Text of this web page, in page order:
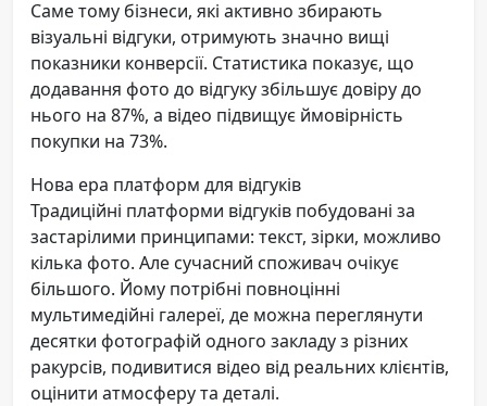
Саме тому бізнеси, які активно збирають
візуальні відгуки, отримують значно вищі
показники конверсії. Статистика показує, що
додавання фото до відгуку збільшує довіру до
нього на 87%, а відео підвищує ймовірність
покупки на 73%.
Нова ера платформ для відгуків
Традиційні платформи відгуків побудовані за
застарілими принципами: текст, зірки, можливо
кілька фото. Але сучасний споживач очікує
більшого. Йому потрібні повноцінні
мультимедійні галереї, де можна переглянути
десятки фотографій одного закладу з різних
ракурсів, подивитися відео від реальних клієнтів,
оцінити атмосферу та деталі.